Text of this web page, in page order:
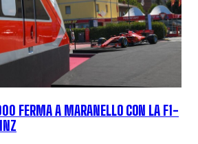
FERMA A MARANELLO CON LA F1-